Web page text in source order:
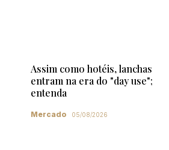
Assim como hotéis, lanchas
entram na era do "day use";
entenda
Mercado 05/08/2026